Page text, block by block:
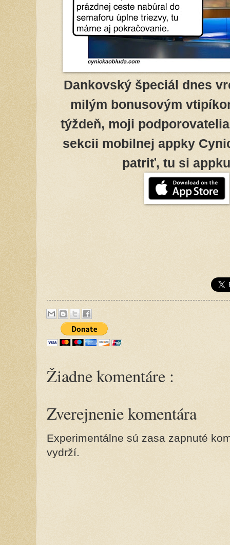
Dankovský špeciál dnes
milým bonusovým
týždeň, moji
sekcii mobilnej appky
patriť, tu si
Žiadne komentáre :
Zverejnenie komentára
Experimentálne sú zasa zapnuté
vydrží.